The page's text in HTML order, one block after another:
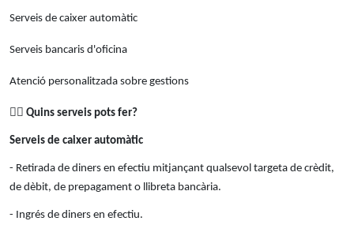
Serveis de caixer automàtic
Serveis bancaris d'oficina
Atenció personalitzada sobre gestions
👉🏻 Quins serveis pots fer?
Serveis de caixer automàtic
- Retirada de diners en efectiu mitjançant qualsevol targeta de crèdit,
de dèbit, de prepagament o llibreta bancària.
- Ingrés de diners en efectiu.